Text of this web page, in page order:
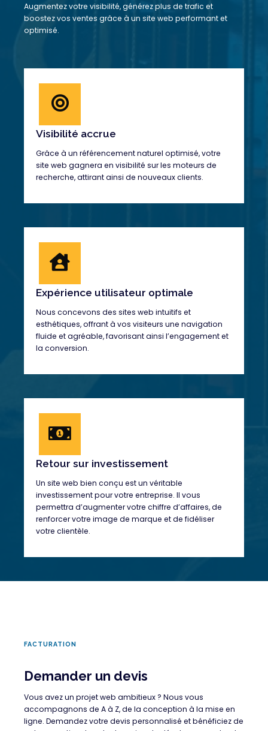
Augmentez votre visibilité, générez plus de trafic et
boostez vos ventes grâce à un site web performant et
optimisé.
Visibilité accrue
Grâce à un référencement naturel optimisé, votre
site web gagnera en visibilité sur les moteurs de
recherche, attirant ainsi de nouveaux clients.
Expérience utilisateur optimale
Nous concevons des sites web intuitifs et
esthétiques, offrant à vos visiteurs une navigation
fluide et agréable, favorisant ainsi l’engagement et
la conversion.
Retour sur investissement
Un site web bien conçu est un véritable
investissement pour votre entreprise. Il vous
permettra d’augmenter votre chiffre d’affaires, de
renforcer votre image de marque et de fidéliser
votre clientèle.
FACTURATION
Demander un devis
Vous avez un projet web ambitieux ? Nous vous
accompagnons de A à Z, de la conception à la mise en
ligne. Demandez votre devis personnalisé et bénéficiez de